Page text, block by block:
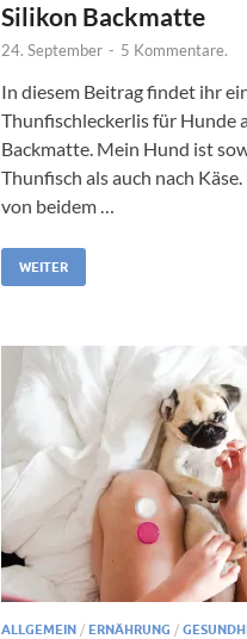
Silikon Backmatte
24. September - 5 Kommentare.
In diesem Beitrag findet ihr
Thunfischleckerlis für Hunde
Backmatte. Mein Hund ist
Thunfisch als auch nach
von beidem …
WEITER
ALLGEMEIN / ERNÄHRUNG /